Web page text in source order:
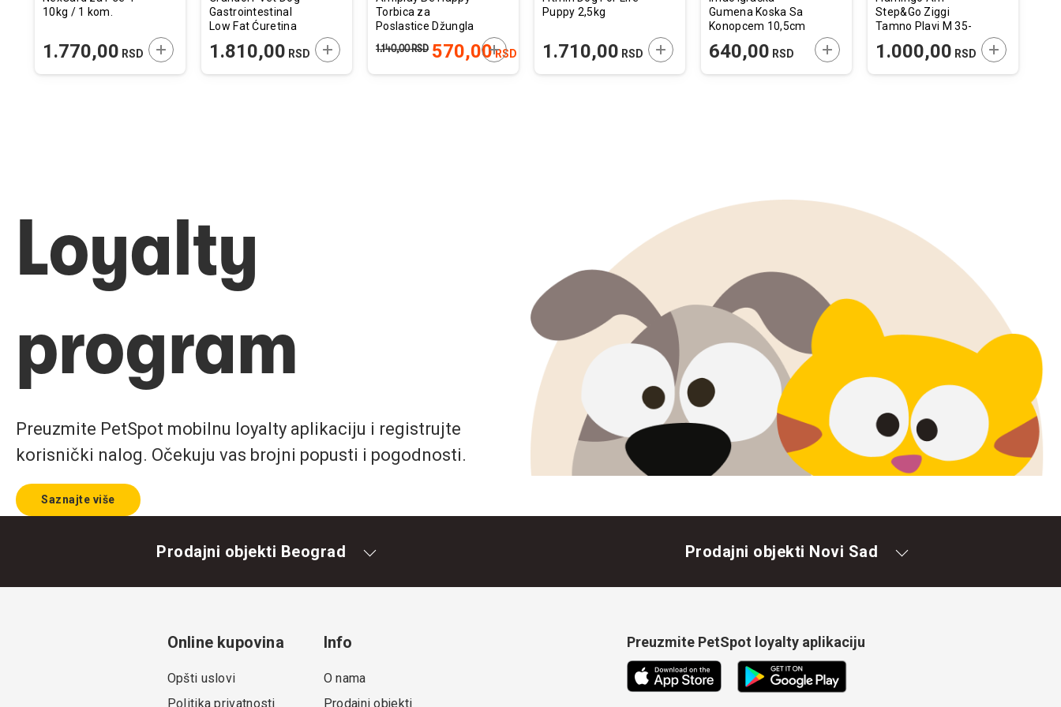
U KORPU
10kg / 1 kom.
1.770,00 RSD DODAJTE U KORPU
Gastrointestinal
Low Fat Ćuretina
1.810,00 RSD DODAJTE U KORPU
Torbica za
Poslastice Džungla
570,00RSD
1.140,00RSD DODAJTE U KORPU
Puppy 2,5kg
1.710,00 RSD DODAJTE U KORPU
Gumena Koska Sa
Konopcem 10,5cm
640,00 RSD DODAJTE U KORPU
Step&Go Ziggi
Tamno Plavi M 35-
1.000,00 RSD DODAJTE U
Loyalty
program
Preuzmite PetSpot mobilnu loyalty aplikaciju i registrujte
korisnički nalog. Očekuju vas brojni popusti i pogodnosti.
Saznajte više
Prodajni objekti Beograd Prodajni objekti Novi Sad
Online kupovina
Opšti uslovi
Politika privatnosti
Info
O nama
Prodajni objekti
Preuzmite PetSpot loyalty aplikaciju